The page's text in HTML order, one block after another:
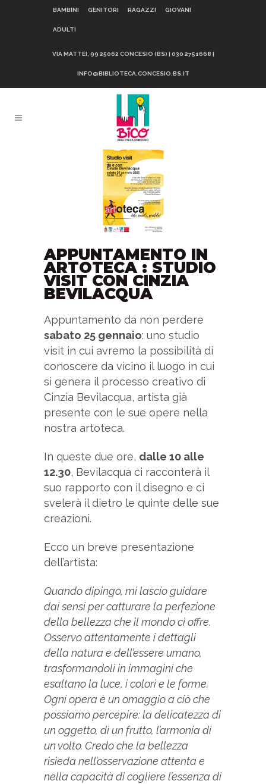
BAMBINI GENITORI RAGAZZI GIOVANI
ADULTI
VIA MATTEI, 99 25062 CONCESIO (BS) | 030 2751668 |
INFO@BIBLIOTECA.CONCESIO.BS.IT
APPUNTAMENTO IN
ARTOTECA : STUDIO
VISIT CON CINZIA
BEVILACQUA
Appuntamento da non perdere
sabato 25 gennaio: uno studio
visit in cui avremo la possibilità di
conoscere da vicino il luogo in cui
si genera il processo creativo di
Cinzia Bevilacqua, artista già
presente con le sue opere nella
nostra artoteca.
In queste due ore, dalle 10 alle
12.30, Bevilacqua ci racconterà il
suo rapporto con il disegno e ci
svelerà il dietro le quinte delle sue
creazioni.
Ecco un breve presentazione
dell’artista:
Quando dipingo, mi lascio guidare
dai sensi per catturare la perfezione
della bellezza che il mondo ci offre.
Osservo attentamente i dettagli
della natura e dell’essere umano,
trasformandoli in immagini che
esaltano la luce, i colori e le forme.
Ogni opera è un omaggio a ciò che
possiamo percepire: la delicatezza di
un oggetto, di un frutto, l’armonia di
un volto. Credo che la bellezza
risieda nell’osservazione attenta e
nella capacità di cogliere l’essenza di